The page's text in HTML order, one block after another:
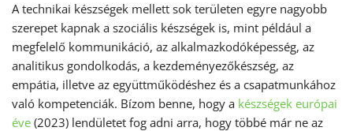
A technikai készségek mellett sok területen egyre nagyobb
szerepet kapnak a szociális készségek is, mint például a
megfelelő kommunikáció, az alkalmazkodóképesség, az
analitikus gondolkodás, a kezdeményezőkészség, az
empátia, illetve az együttműködéshez és a csapatmunkához
való kompetenciák. Bízom benne, hogy a készségek európai
éve (2023) lendületet fog adni arra, hogy többé már ne az